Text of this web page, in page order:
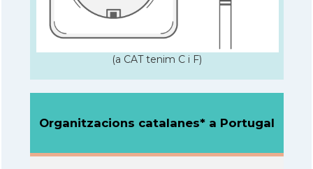
(a CAT tenim C i F)
Organitzacions catalanes* a Portugal